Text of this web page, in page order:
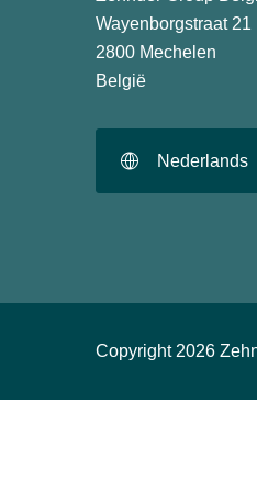
Wayenborgstraat 21
2800 Mechelen
België
Nederlands
Copyright 2026